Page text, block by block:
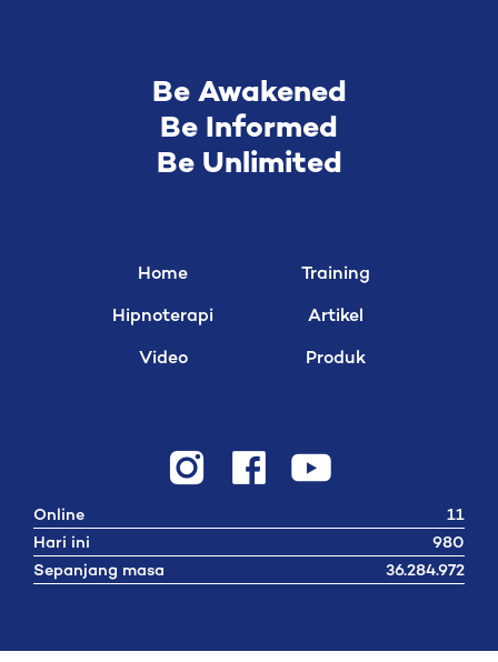
Be Awakened
Be Informed
Be Unlimited
Home
Hipnoterapi
Video
Training
Artikel
Produk
Online
11
Hari ini
980
Sepanjang masa
36.284.972